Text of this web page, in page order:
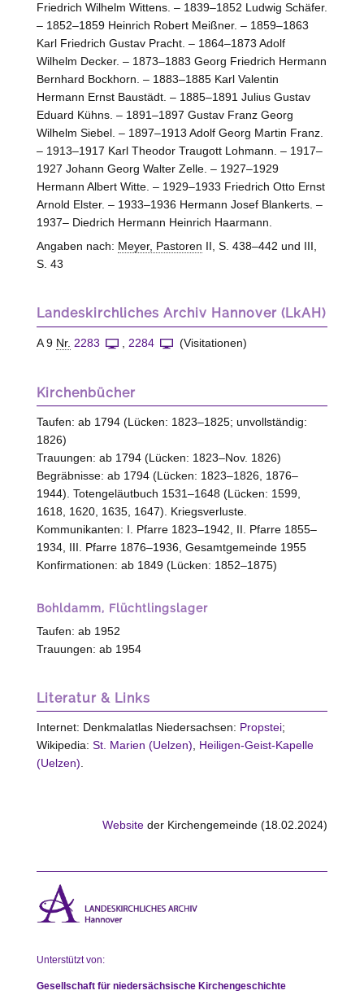
Friedrich Wilhelm Wittens. – 1839–1852 Ludwig Schäfer.
– 1852–1859 Heinrich Robert Meißner. – 1859–1863
Karl Friedrich Gustav Pracht. – 1864–1873 Adolf
Wilhelm Decker. – 1873–1883 Georg Friedrich Hermann
Bernhard Bockhorn. – 1883–1885 Karl Valentin
Hermann Ernst Baustädt. – 1885–1891 Julius Gustav
Eduard Kühns. – 1891–1897 Gustav Franz Georg
Wilhelm Siebel. – 1897–1913 Adolf Georg Martin Franz.
– 1913–1917 Karl Theodor Traugott Lohmann. – 1917–
1927 Johann Georg Walter Zelle. – 1927–1929
Hermann Albert Witte. – 1929–1933 Friedrich Otto Ernst
Arnold Elster. – 1933–1936 Hermann Josef Blankerts. –
1937– Diedrich Hermann Heinrich Haarmann.
Angaben nach: Meyer, Pastoren II, S. 438–442 und III,
S. 43
Landeskirchliches Archiv Hannover (LkAH)
A 9 Nr. 2283 2284 (Visitationen)
Kirchenbücher
Taufen: ab 1794 (Lücken: 1823–1825; unvollständig:
1826)
Trauungen: ab 1794 (Lücken: 1823–Nov. 1826)
Begräbnisse: ab 1794 (Lücken: 1823–1826, 1876–
1944). Totengeläutbuch 1531–1648 (Lücken: 1599,
1618, 1620, 1635, 1647). Kriegsverluste.
Kommunikanten: I. Pfarre 1823–1942, II. Pfarre 1855–
1934, III. Pfarre 1876–1936, Gesamtgemeinde 1955
Konfirmationen: ab 1849 (Lücken: 1852–1875)
Bohldamm, Flüchtlingslager
Taufen: ab 1952
Trauungen: ab 1954
Literatur & Links
Internet: Denkmalatlas Niedersachsen: Propstei;
Wikipedia: St. Marien (Uelzen)
Heiligen-Geist-Kapelle
(Uelzen)
Website der Kirchengemeinde (18.02.2024)
Unterstützt von:
Gesellschaft für niedersächsische Kirchengeschichte